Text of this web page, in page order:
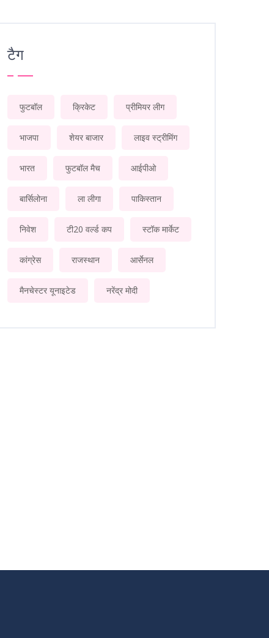
टैग
फुटबॉल क्रिकेट प्रीमियर लीग
भाजपा शेयर बाजार लाइव स्ट्रीमिंग
भारत फुटबॉल मैच आईपीओ
बार्सिलोना ला लीगा पाकिस्तान
निवेश टी20 वर्ल्ड कप स्टॉक मार्केट
कांग्रेस राजस्थान आर्सेनल
मैनचेस्टर यूनाइटेड नरेंद्र मोदी